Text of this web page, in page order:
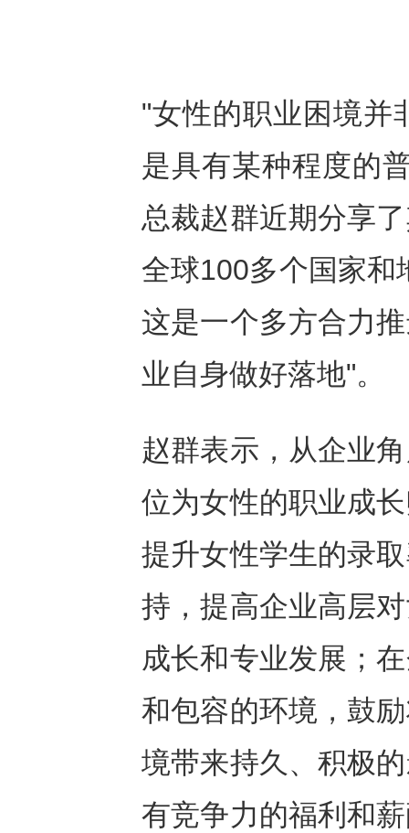
"女性的职业困境并
是具有某种程度的
总裁赵群近期分享
全球100多个国家和
这是一个多方合力
业自身做好落地"。
赵群表示，从企业
位为女性的职业成
提升女性学生的录
持，提高企业高层
成长和专业发展；
和包容的环境，鼓
境带来持久、积极
有竞争力的福利和